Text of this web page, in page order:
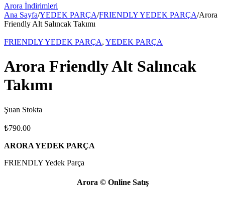
Arora İndirimleri
Ana Sayfa/YEDEK PARÇA/FRIENDLY YEDEK PARÇA/Arora
Friendly Alt Salıncak Takımı
FRIENDLY YEDEK PARÇA, YEDEK PARÇA
Arora Friendly Alt Salıncak
Takımı
Şuan Stokta
₺790.00
ARORA YEDEK PARÇA
FRIENDLY Yedek Parça
Arora © Online Satış